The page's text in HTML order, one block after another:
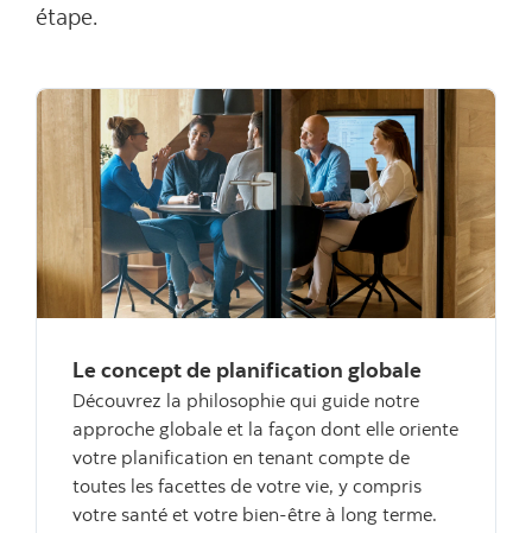
étape.
Le concept de planification globale
Découvrez la philosophie qui guide notre
approche globale et la façon dont elle oriente
votre planification en tenant compte de
toutes les facettes de votre vie, y compris
votre santé et votre bien-être à long terme.